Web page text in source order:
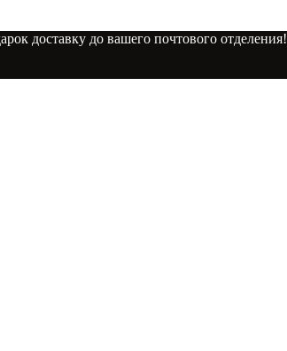
доставку до вашего почтового отделения!